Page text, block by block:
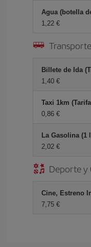
Agua (botella
1,22 €
Transporte
Billete de Ida
1,40 €
Taxi 1km
0,86 €
La Gasolina (1
2,02 €
Deporte y
Cine, Estreno
7,75 €